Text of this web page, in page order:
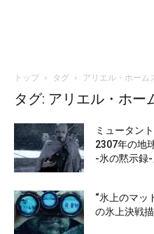
トップ タグ アリエル・ホーム
タグ: アリエル・ホー
ミュータン
2307年の地
-氷の黙示録
“氷上のマッ
の氷上決戦